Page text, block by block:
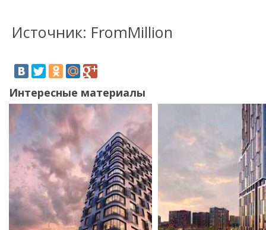
Источник: FromMillion
Интересные материалы